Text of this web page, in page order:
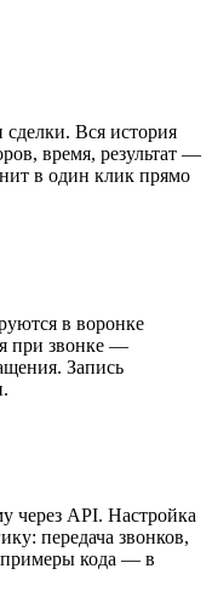
Вся история
время, результат —
в один клик прямо
в воронке
при звонке —
Запись
API. Настройка
передача звонков,
примеры кода — в